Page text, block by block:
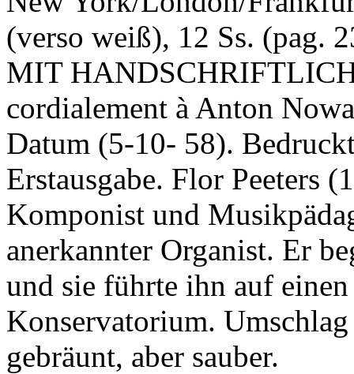
(verso weiß), 12 Ss. (pag.
MIT
cordialement à Anton
Datum (5-10- 58).
Erstausgabe. Flor Peeters
Komponist und
anerkannter Organist. Er
und sie führte ihn auf
Konservatorium.
gebräunt, aber sauber.